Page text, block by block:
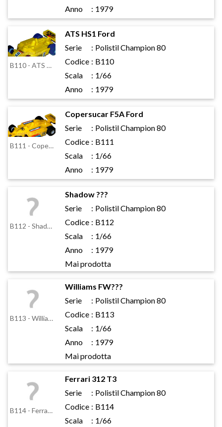
Anno
: 1979
B110 - ATS HS1 Ford
ATS HS1 Ford
Serie
: Polistil Champion 80
Codice : B110
Scala
: 1/66
Anno
: 1979
B111 - Copersucar F5A Ford
Copersucar F5A Ford
Serie
: Polistil Champion 80
Codice : B111
Scala
: 1/66
Anno
: 1979
B112 - Shadow ???
Shadow ???
Serie
: Polistil Champion 80
Codice : B112
Scala
: 1/66
Anno
: 1979
Mai prodotta
B113 - Williams FW???
Williams FW???
Serie
: Polistil Champion 80
Codice : B113
Scala
: 1/66
Anno
: 1979
Mai prodotta
B114 - Ferrari 312 T3
Ferrari 312 T3
Serie
: Polistil Champion 80
Codice : B114
Scala
: 1/66